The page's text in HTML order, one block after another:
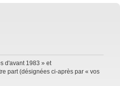
d'avant 1983 » et
part (désignées ci-après par « vos